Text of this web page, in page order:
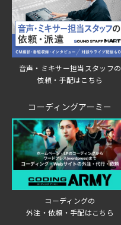
音声・ミキサー担当スタッフの
依頼・手配はこちら
コーディングアーミー
コーディングの
外注・依頼・手配はこちら